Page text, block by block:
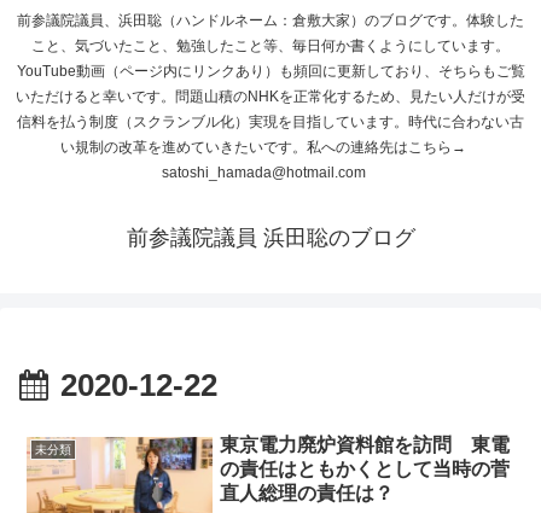
前参議院議員、浜田聡（ハンドルネーム：倉敷大家）のブログです。体験した
こと、気づいたこと、勉強したこと等、毎日何か書くようにしています。
YouTube動画（ページ内にリンクあり）も頻回に更新しており、そちらもご覧
いただけると幸いです。問題山積のNHKを正常化するため、見たい人だけが受
信料を払う制度（スクランブル化）実現を目指しています。時代に合わない古
い規制の改革を進めていきたいです。私への連絡先はこちら→
satoshi_hamada@hotmail.com
前参議院議員 浜田聡のブログ
2020-12-22
未分類
東京電力廃炉資料館を訪問 東電
の責任はともかくとして当時の菅
直人総理の責任は？